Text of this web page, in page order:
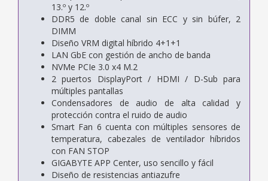
13.º y 12.º
DDR5 de doble canal sin ECC y sin búfer, 2
DIMM
Diseño VRM digital híbrido 4+1+1
LAN GbE con gestión de ancho de banda
NVMe PCIe 3.0 x4 M.2
2 puertos DisplayPort / HDMI / D-Sub para
múltiples pantallas
Condensadores de audio de alta calidad y
protección contra el ruido de audio
Smart Fan 6 cuenta con múltiples sensores de
temperatura, cabezales de ventilador híbridos
con FAN STOP
GIGABYTE APP Center, uso sencillo y fácil
Diseño de resistencias antiazufre